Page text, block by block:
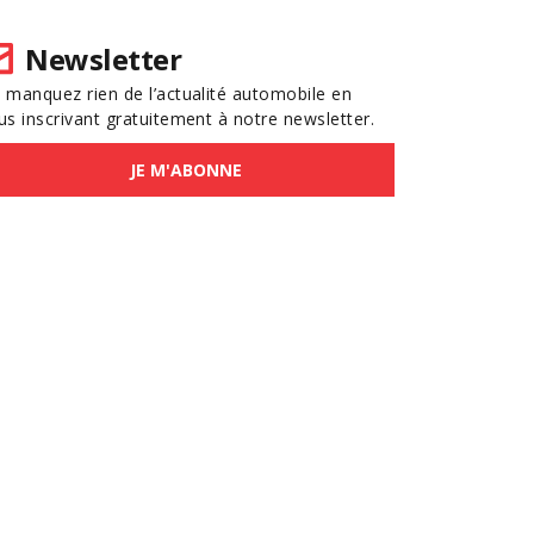
Newsletter
manquez rien de l’actualité automobile en
inscrivant gratuitement à notre newsletter.
JE M'ABONNE